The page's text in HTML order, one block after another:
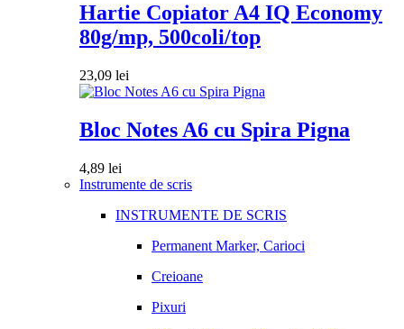
Hartie Copiator A4 IQ Economy
80g/mp, 500coli/top
23,09 lei
Bloc Notes A6 cu Spira Pigna
4,89 lei
Instrumente de scris
INSTRUMENTE DE SCRIS
Permanent Marker, Carioci
Creioane
Pixuri